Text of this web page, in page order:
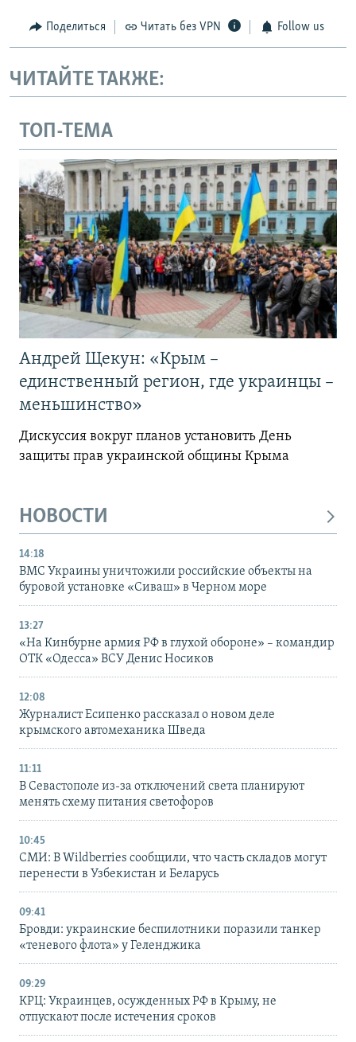
Поделиться Читать без VPN Follow us
ЧИТАЙТЕ ТАКЖЕ:
ТОП-ТЕМА
Андрей Щекун: «Крым –
единственный регион, где украинцы –
меньшинство»
Дискуссия вокруг планов установить День
защиты прав украинской общины Крыма
НОВОСТИ
14:18
ВМС Украины уничтожили российские объекты на
буровой установке «Сиваш» в Черном море
13:27
«На Кинбурне армия РФ в глухой обороне» – командир
ОТК «Одесса» ВСУ Денис Носиков
12:08
Журналист Есипенко рассказал о новом деле
крымского автомеханика Шведа
11:11
В Севастополе из-за отключений света планируют
менять схему питания светофоров
10:45
СМИ: В Wildberries сообщили, что часть складов могут
перенести в Узбекистан и Беларусь
09:41
Бровди: украинские беспилотники поразили танкер
«теневого флота» у Геленджика
09:29
КРЦ: Украинцев, осужденных РФ в Крыму, не
отпускают после истечения сроков